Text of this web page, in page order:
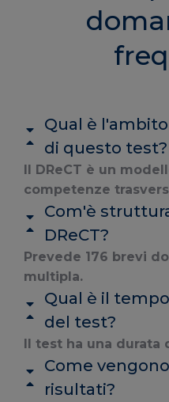
Qual è
di questo test?
Il DReCT è un
competenze
Com'è
DReCT?
Prevede 176 brevi
multipla.
Qual è il
del test?
Il test ha una durata
Come
risultati?